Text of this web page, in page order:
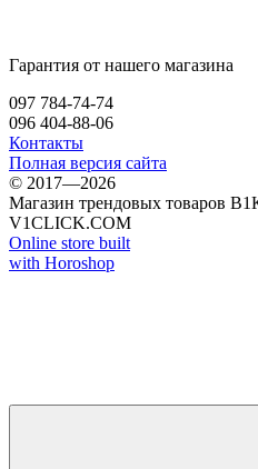
Гарантия от нашего магазина
097 784-74-74
096 404-88-06
Контакты
Полная версия сайта
© 2017—2026
Магазин трендовых товаров
V1CLICK.COM
Online store built
with Horoshop